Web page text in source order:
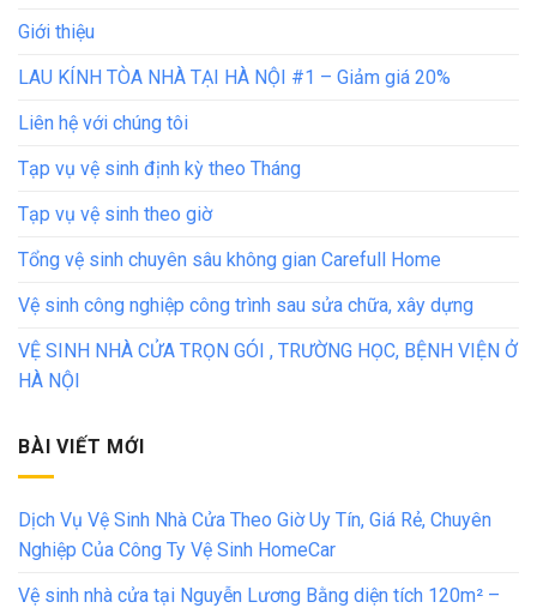
Giới thiệu
LAU KÍNH TÒA NHÀ TẠI HÀ NỘI #1 – Giảm giá 20%
Liên hệ với chúng tôi
Tạp vụ vệ sinh định kỳ theo Tháng
Tạp vụ vệ sinh theo giờ
Tổng vệ sinh chuyên sâu không gian Carefull Home
Vệ sinh công nghiệp công trình sau sửa chữa, xây dựng
VỆ SINH NHÀ CỬA TRỌN GÓI , TRƯỜNG HỌC, BỆNH VIỆN Ở
HÀ NỘI
BÀI VIẾT MỚI
Dịch Vụ Vệ Sinh Nhà Cửa Theo Giờ Uy Tín, Giá Rẻ, Chuyên
Nghiệp Của Công Ty Vệ Sinh HomeCar
Vệ sinh nhà cửa tại Nguyễn Lương Bằng diện tích 120m² –